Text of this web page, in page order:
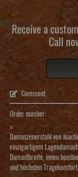
Receive a
Call
Comment
Order number:
>:
Damaszenerstahl von
einzigartigem
Damastbreite, innen
und höchsten